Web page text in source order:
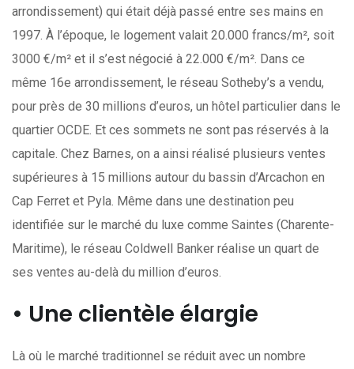
arrondissement) qui était déjà passé entre ses mains en
1997. À l’époque, le logement valait 20.000 francs/m², soit
3000 €/m² et il s’est négocié à 22.000 €/m². Dans ce
même 16e arrondissement, le réseau Sotheby’s a vendu,
pour près de 30 millions d’euros, un hôtel particulier dans le
quartier OCDE. Et ces sommets ne sont pas réservés à la
capitale. Chez Barnes, on a ainsi réalisé plusieurs ventes
supérieures à 15 millions autour du bassin d’Arcachon en
Cap Ferret et Pyla. Même dans une destination peu
identifiée sur le marché du luxe comme Saintes (Charente-
Maritime), le réseau Coldwell Banker réalise un quart de
ses ventes au-delà du million d’euros.
• Une clientèle élargie
Là où le marché traditionnel se réduit avec un nombre